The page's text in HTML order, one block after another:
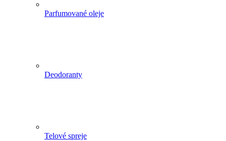
Parfumované oleje
Deodoranty
Telové spreje